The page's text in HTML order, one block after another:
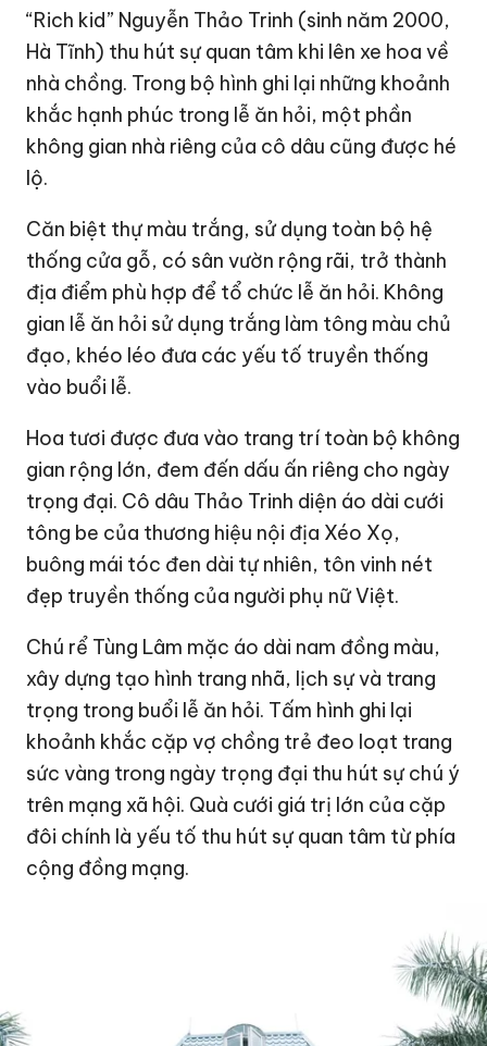
“Rich kid” Nguyễn Thảo Trinh (sinh năm 2000,
Hà Tĩnh) thu hút sự quan tâm khi lên xe hoa về
nhà chồng. Trong bộ hình ghi lại những khoảnh
khắc hạnh phúc trong lễ ăn hỏi, một phần
không gian nhà riêng của cô dâu cũng được hé
lộ.
Căn biệt thự màu trắng, sử dụng toàn bộ hệ
thống cửa gỗ, có sân vườn rộng rãi, trở thành
địa điểm phù hợp để tổ chức lễ ăn hỏi. Không
gian lễ ăn hỏi sử dụng trắng làm tông màu chủ
đạo, khéo léo đưa các yếu tố truyền thống
vào buổi lễ.
Hoa tươi được đưa vào trang trí toàn bộ không
gian rộng lớn, đem đến dấu ấn riêng cho ngày
trọng đại. Cô dâu Thảo Trinh diện áo dài cưới
tông be của thương hiệu nội địa Xéo Xọ,
buông mái tóc đen dài tự nhiên, tôn vinh nét
đẹp truyền thống của người phụ nữ Việt.
Chú rể Tùng Lâm mặc áo dài nam đồng màu,
xây dựng tạo hình trang nhã, lịch sự và trang
trọng trong buổi lễ ăn hỏi. Tấm hình ghi lại
khoảnh khắc cặp vợ chồng trẻ đeo loạt trang
sức vàng trong ngày trọng đại thu hút sự chú ý
trên mạng xã hội. Quà cưới giá trị lớn của cặp
đôi chính là yếu tố thu hút sự quan tâm từ phía
cộng đồng mạng.